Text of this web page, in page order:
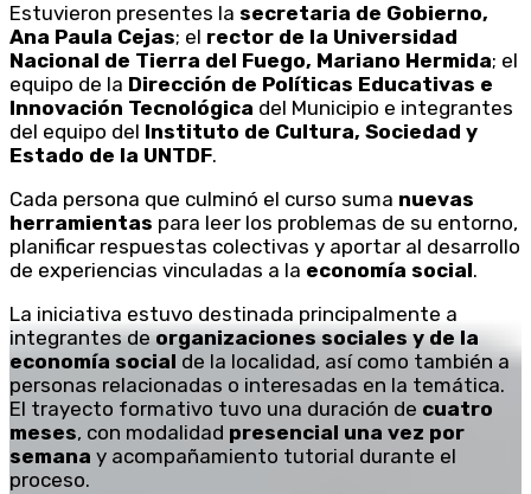
Estuvieron presentes la secretaria de Gobierno,
Ana Paula Cejas; el rector de la Universidad
Nacional de Tierra del Fuego, Mariano Hermida; el
equipo de la Dirección de Políticas Educativas e
Innovación Tecnológica del Municipio e integrantes
del equipo del Instituto de Cultura, Sociedad y
Estado de la UNTDF.
Cada persona que culminó el curso suma nuevas
herramientas para leer los problemas de su entorno,
planificar respuestas colectivas y aportar al desarrollo
de experiencias vinculadas a la economía social.
La iniciativa estuvo destinada principalmente a
integrantes deorganizaciones sociales y de la
economía social de la localidad, así como también a
personas relacionadas o interesadas en la temática.
El trayecto formativo tuvo una duración de cuatro
meses, con modalidad presencial una vez por
semana y acompañamiento tutorial durante el
proceso.